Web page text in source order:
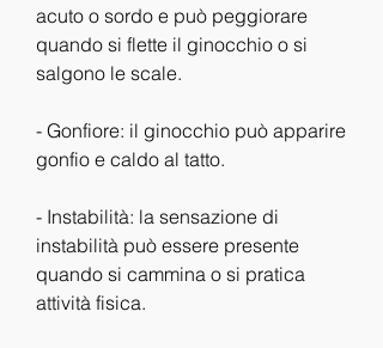
acuto o sordo e può peggiorare
quando si flette il ginocchio o si
salgono le scale.
- Gonfiore: il ginocchio può apparire
gonfio e caldo al tatto.
- Instabilità: la sensazione di
instabilità può essere presente
quando si cammina o si pratica
attività fisica.